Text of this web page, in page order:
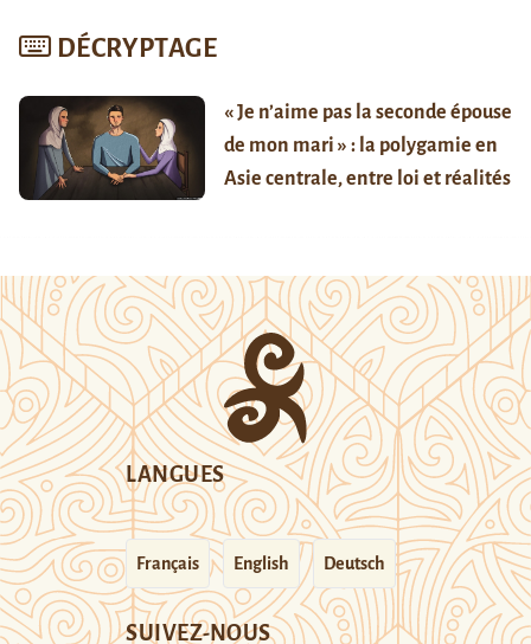
DÉCRYPTAGE
« Je n’aime pas la seconde épouse
de mon mari » : la polygamie en
Asie centrale, entre loi et réalités
LANGUES
Français English Deutsch
SUIVEZ-NOUS